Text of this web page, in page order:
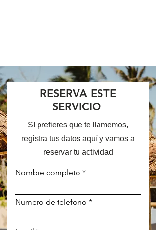
RESERVA ESTE
SERVICIO
SI prefieres que te llamemos,
registra tus datos aquí y vamos a
reservar tu actividad
Nombre completo
Numero de telefono